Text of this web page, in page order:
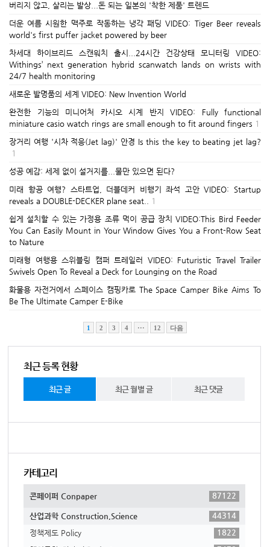
버리지 않고, 살리는 발상...돈 되는 일본의 '착한 제품' 트렌드
더운 여름 시원한 맥주로 작동하는 냉각 패딩 VIDEO: Tiger Beer reveals
world's first puffer jacket powered by beer
차세대 하이브리드 스캔워치 출시...24시간 건강상태 모니터링 VIDEO:
Withings’ next generation hybrid scanwatch lands on wrists with
24/7 health monitoring
새로운 발명품의 세계 VIDEO: New Invention World
완전한 기능의 미니어처 카시오 시계 반지 VIDEO: Fully functional
miniature casio watch rings are small enough to fit around fingers 1
장거리 여행 '시차 적응(Jet lag)' 안경 Is this the key to beating jet lag?
1
성공 예감: 세제 없이 설거지를...물만 있으면 된다?
미래 항공 여행? 스타트업, 더블데커 비행기 좌석 고안 VIDEO: Startup
reveals a DOUBLE-DECKER plane seat..
1
쉽게 설치할 수 있는 가정용 조류 먹이 공급 장치 VIDEO:This Bird Feeder
You Can Easily Mount in Your Window Gives You a Front-Row Seat
to Nature
미래형 여행용 스위블링 캠퍼 트레일러 VIDEO: Futuristic Travel Trailer
Swivels Open To Reveal a Deck for Lounging on the Road
화물용 자전거에서 스페이스 캠핑카로 The Space Camper Bike Aims To
Be The Ultimate Camper E-Bike
1 2 3 4 ··· 12 다음
최근 등록 현황
최근 글 최근 월별 글 최근 댓글
카테고리
콘페이퍼 Conpaper 87122
산업과학 Construction,Science
44314
정책제도 Policy
1822